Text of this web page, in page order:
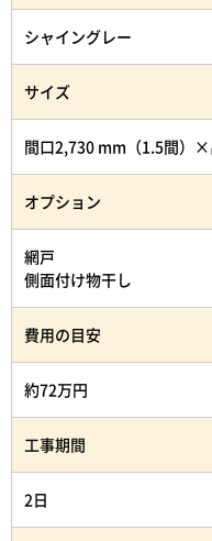
シャイングレー
サイズ
間口2,730 mm（1.5間）×
オプション
網戸
側面付け物干し
費用の目安
約72万円
工事期間
2日